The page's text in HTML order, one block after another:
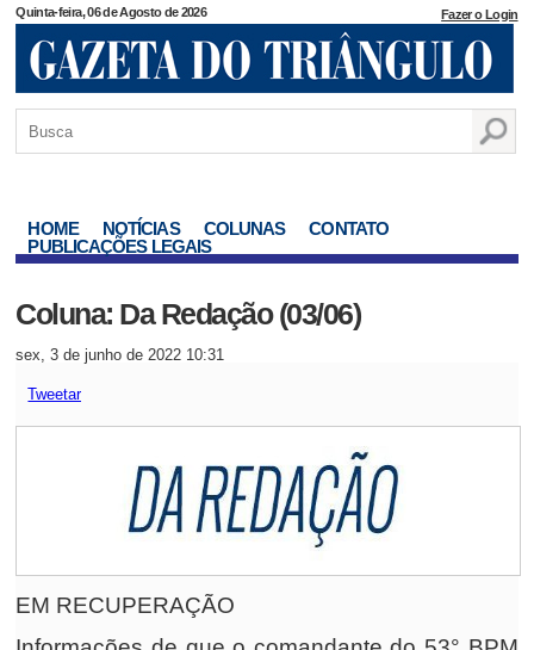
Quinta-feira, 06 de Agosto de 2026 Fazer o Login
HOME NOTÍCIAS COLUNAS
CONTATO
PUBLICAÇÕES LEGAIS
Coluna: Da Redação (03/06)
sex, 3 de junho de 2022 10:31
Tweetar
EM RECUPERAÇÃO